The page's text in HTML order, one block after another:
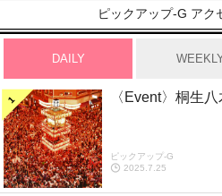
ピックアップ-G アク
DAILY
〈Event〉桐生
ピックアップ-G
2025.7.25